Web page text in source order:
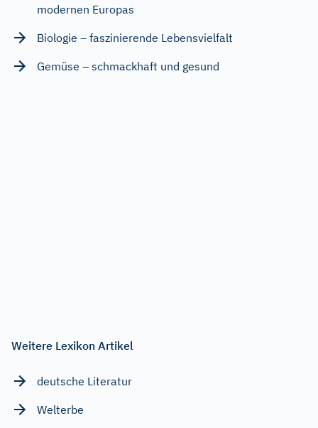
modernen Europas
Biologie – faszinierende Lebensvielfalt
Gemüse – schmackhaft und gesund
Weitere Lexikon Artikel
deutsche Literatur
Welterbe